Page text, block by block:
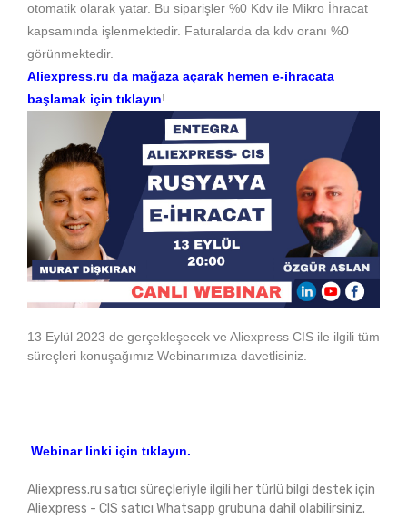
otomatik olarak yatar. Bu siparişler %0 Kdv ile Mikro İhracat
kapsamında işlenmektedir. Faturalarda da kdv oranı %0
görünmektedir.
Aliexpress.ru da mağaza açarak hemen e-ihracata
başlamak için tıklayın!
13 Eylül 2023 de gerçekleşecek ve Aliexpress CIS ile ilgili tüm
süreçleri konuşağımız Webinarımıza davetlisiniz.
Webinar linki için tıklayın.
Aliexpress.ru satıcı süreçleriyle ilgili her türlü bilgi destek için
Aliexpress - CIS satıcı Whatsapp grubuna dahil olabilirsiniz.